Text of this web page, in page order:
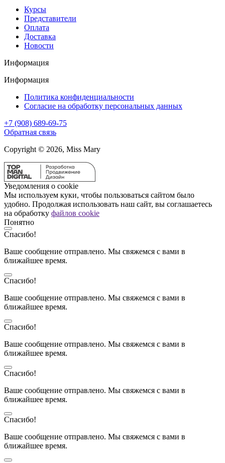
Курсы
Представители
Оплата
Доставка
Новости
Информация
Информация
Политика конфиденциальности
Согласие на обработку персональных данных
+7 (908) 689-69-75
Обратная связь
Copyright © 2026, Miss Mary
Уведомления о cookie
Мы используем куки, чтобы пользоваться сайтом было
удобно. Продолжая использовать наш сайт, вы соглашаетесь
на обработку файлов cookie
Понятно
Спасибо!
Ваше сообщение отправлено. Мы свяжемся с вами в
ближайшее время.
Спасибо!
Ваше сообщение отправлено. Мы свяжемся с вами в
ближайшее время.
Спасибо!
Ваше сообщение отправлено. Мы свяжемся с вами в
ближайшее время.
Спасибо!
Ваше сообщение отправлено. Мы свяжемся с вами в
ближайшее время.
Спасибо!
Ваше сообщение отправлено. Мы свяжемся с вами в
ближайшее время.